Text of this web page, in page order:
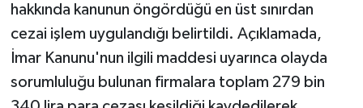
hakkında kanunun öngördüğü en üst sınırdan
cezai işlem uygulandığı belirtildi. Açıklamada,
İmar Kanunu'nun ilgili maddesi uyarınca olayda
sorumluluğu bulunan firmalara toplam 279 bin